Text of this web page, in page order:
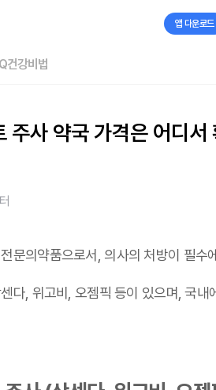
앱 다운로드
건강비법
주사 약국 가격은 어디서
문의약품으로서, 의사의 처방이 필수
다, 위고비, 오젬픽 등이 있으며,국내